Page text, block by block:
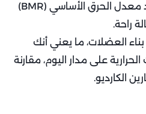
كلما زادت كتلتك العضلية، زاد معدل الحرق الأساسي (BMR)
راحة.
العضلات، ما يعني أنك
على مدار اليوم، مقارنة
الكارديو.